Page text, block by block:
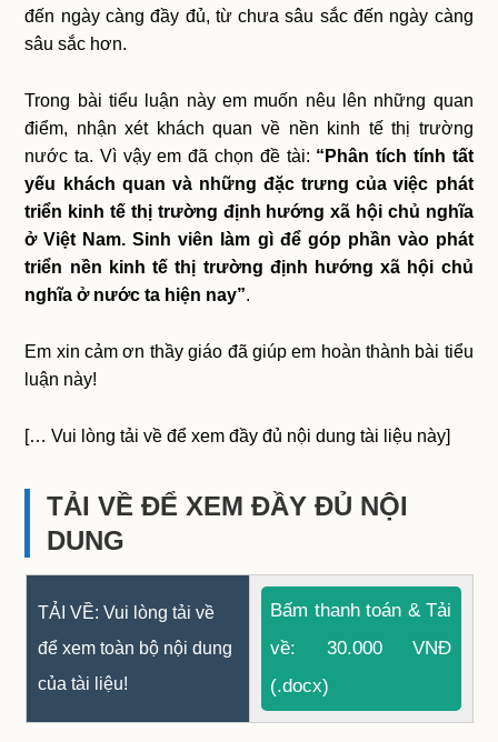
đến ngày càng đầy đủ, từ chưa sâu sắc đến ngày càng
sâu sắc hơn.
Trong bài tiểu luận này em muốn nêu lên những quan
điểm, nhận xét khách quan về nền kinh tế thị trường
nước ta. Vì vậy em đã chọn đề tài: “Phân tích tính tất
yếu khách quan và những đặc trưng của việc phát
triển kinh tế thị trường định hướng xã hội chủ nghĩa
ở Việt Nam. Sinh viên làm gì để góp phần vào phát
triển nền kinh tế thị trường định hướng xã hội chủ
nghĩa ở nước ta hiện nay”.
Em xin cảm ơn thầy giáo đã giúp em hoàn thành bài tiểu
luận này!
[… Vui lòng tải về để xem đầy đủ nội dung tài liệu này]
TẢI VỀ ĐỂ XEM ĐẦY ĐỦ NỘI
DUNG
TẢI VỀ: Vui lòng tải về
để xem toàn bộ nội dung
của tài liệu!
Bấm thanh toán & Tải
về: 30.000 VNĐ
(.docx)